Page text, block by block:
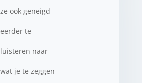
ze ook geneigd
eerder te
luisteren naar
wat je te zeggen